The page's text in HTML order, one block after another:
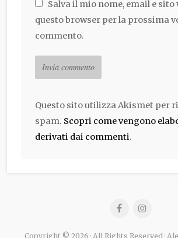
Salva il mio nome, email e sito
questo browser per la prossima
commento.
Questo sito utilizza Akismet per
spam. Scopri come vengono
derivati dai commenti.
Copyright © 2026 · All Rights Reserved ·